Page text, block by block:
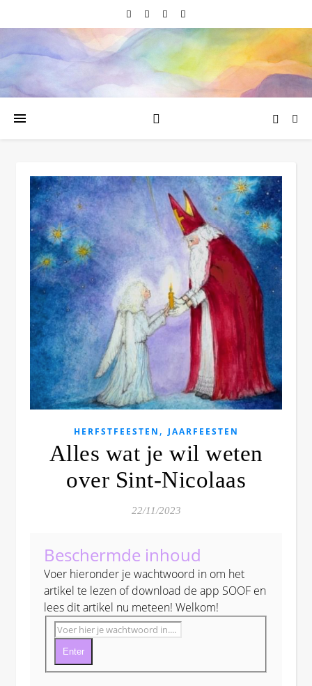
HERFSTFEESTEN , JAARFEESTEN
Alles wat je wil weten
over Sint-Nicolaas
22/11/2023
Beschermde inhoud
Voer hieronder je wachtwoord in om het
artikel te lezen of download de app SOOF en
lees dit artikel nu meteen! Welkom!
Enter